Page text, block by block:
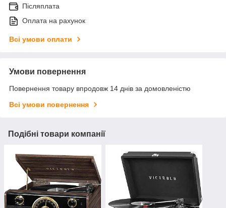
Післяплата
Оплата на рахунок
Всі умови оплати
Умови повернення
Повернення товару впродовж 14 днів за домовленістю
Всі умови повернення
Подібні товари компанії